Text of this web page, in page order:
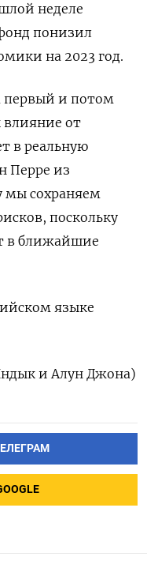
неделе
понизил
на 2023 год.
первый и потом
влияние от
в реальную
Перре из
мы сохраняем
поскольку
в ближайшие
языке
и Алун Джона)